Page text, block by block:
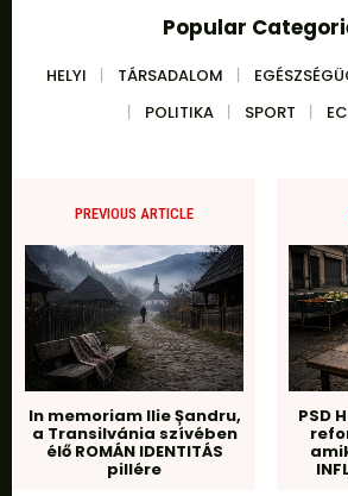
Popular
HELYI TÁRSADALOM
POLITIKA
SPORT
PREVIOUS ARTICLE
In memoriam Ilie Șandru,
a Transilvánia szívében
élő ROMÁN IDENTITÁS
pillére
PSD